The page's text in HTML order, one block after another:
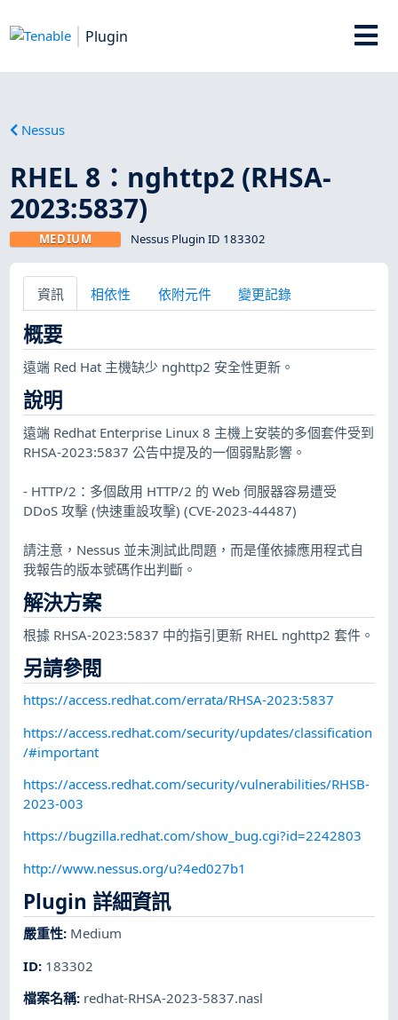
Plugin
Nessus
RHEL 8：nghttp2 (RHSA-
2023:5837)
MEDIUM Nessus Plugin ID 183302
資訊 相依性 依附元件 變更記錄
概要
遠端 Red Hat 主機缺少 nghttp2 安全性更新。
說明
遠端 Redhat Enterprise Linux 8 主機上安裝的多個套件受到
RHSA-2023:5837 公告中提及的一個弱點影響。
- HTTP/2：多個啟用 HTTP/2 的 Web 伺服器容易遭受
DDoS 攻擊 (快速重設攻擊) (CVE-2023-44487)
請注意，Nessus 並未測試此問題，而是僅依據應用程式自
我報告的版本號碼作出判斷。
解決方案
根據 RHSA-2023:5837 中的指引更新 RHEL nghttp2 套件。
另請參閱
https://access.redhat.com/errata/RHSA-2023:5837
https://access.redhat.com/security/updates/classification
/#important
https://access.redhat.com/security/vulnerabilities/RHSB-
2023-003
https://bugzilla.redhat.com/show_bug.cgi?id=2242803
http://www.nessus.org/u?4ed027b1
Plugin 詳細資訊
嚴重性: Medium
ID: 183302
檔案名稱: redhat-RHSA-2023-5837.nasl